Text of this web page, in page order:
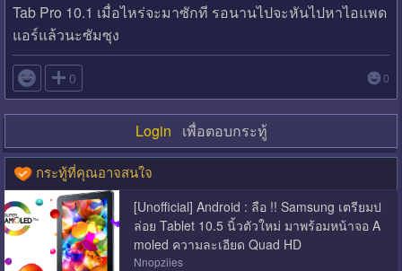
Tab Pro 10.1 เมื่อไหร่จะมาซักที รอนานไปจะหันไปหาไอแพด
แอร์แล้วนะซัมซุง
 0 0
Login เพื่อตอบกระทู้
กระทู้ที่คุณอาจสนใจ
[Unofficial] Android : ลือ !! Samsung เตรียมป
ล่อย Tablet 10.5 นิ้วตัวใหม่ มาพร้อมหน้าจอ A
moled ความละเอียด Quad HD
Nnopziies